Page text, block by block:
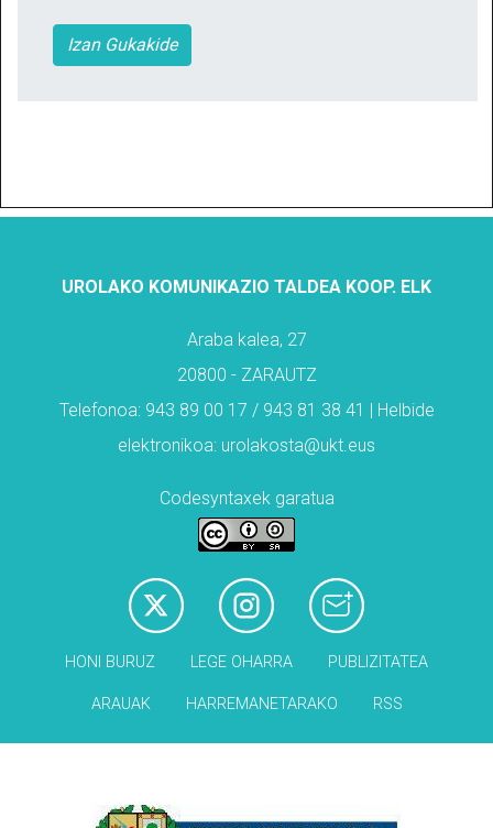
Izan Gukakide
UROLAKO KOMUNIKAZIO TALDEA KOOP. ELK
Araba kalea, 27
20800 - ZARAUTZ
Telefonoa: 943 89 00 17 / 943 81 38 41 | Helbide
elektronikoa: urolakosta@ukt.eus
Codesyntaxek garatua
HONI BURUZ LEGE OHARRA PUBLIZITATEA
ARAUAK HARREMANETARAKO RSS